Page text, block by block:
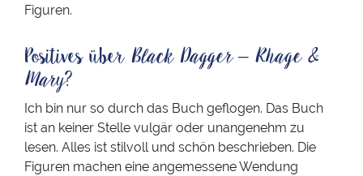
Figuren.
Positives über Black Dagger – Rhage &
Mary?
Ich bin nur so durch das Buch geflogen. Das Buch
ist an keiner Stelle vulgär oder unangenehm zu
lesen. Alles ist stilvoll und schön beschrieben. Die
Figuren machen eine angemessene Wendung